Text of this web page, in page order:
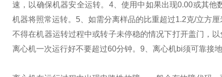
速，以确保机器安全运转。 4、使用中如果出现0.00或其他
机器将照常运转。 5、如需分离样品的比重超过1.2克/立方
不得在机器运转过程中或转子未停稳的情况下打开盖门，
离心机一次运行好不要超过60分钟。 9、离心机bi须可靠接